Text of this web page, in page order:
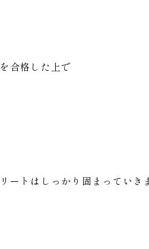
合格した上で
ートはしっかり固まっていき